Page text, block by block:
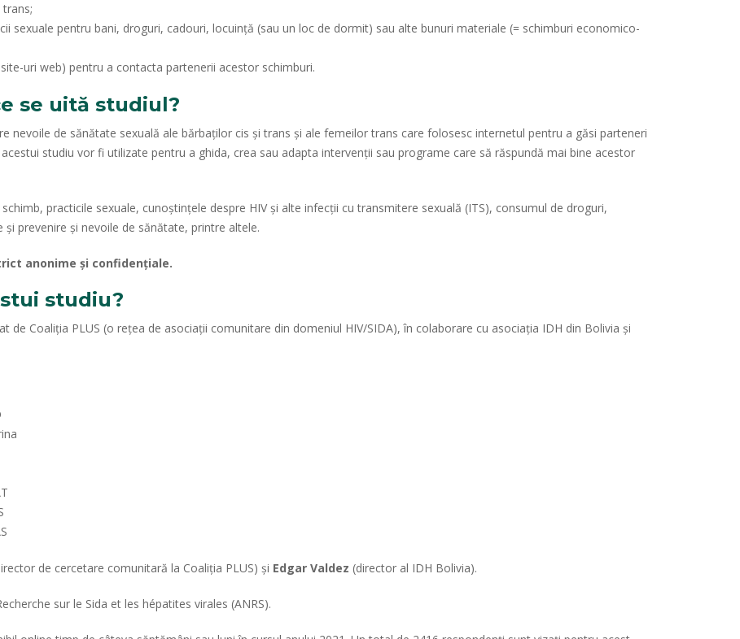
sexuale pentru bani, droguri, cadouri, locuință (sau un loc de dormit) sau alte bunuri materiale (= schimburi economico-
uri web) pentru a contacta partenerii acestor schimburi.
se uită studiul?
nevoile de sănătate sexuală ale bărbaților cis și trans și ale femeilor trans care folosesc internetul pentru a găsi parteneri
studiu vor fi utilizate pentru a ghida, crea sau adapta intervenții sau programe care să răspundă mai bine acestor
practicile sexuale, cunoștințele despre HIV și alte infecții cu transmitere sexuală (ITS), consumul de droguri,
prevenire și nevoile de sănătate, printre altele.
anonime și confidențiale.
studiu?
de Coaliția PLUS (o rețea de asociații comunitare din domeniul HIV/SIDA), în colaborare cu asociația IDH din Bolivia și
de cercetare comunitară la Coaliția PLUS) și Edgar Valdez (director al IDH Bolivia).
sur le Sida et les hépatites virales (ANRS).